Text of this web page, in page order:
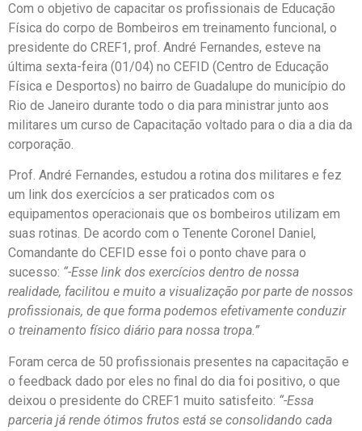
Com o objetivo de capacitar os profissionais de Educação
Física do corpo de Bombeiros em treinamento funcional, o
presidente do CREF1, prof. André Fernandes, esteve na
última sexta-feira (01/04) no CEFID (Centro de Educação
Física e Desportos) no bairro de Guadalupe do município do
Rio de Janeiro durante todo o dia para ministrar junto aos
militares um curso de Capacitação voltado para o dia a dia da
corporação.
Prof. André Fernandes, estudou a rotina dos militares e fez
um link dos exercícios a ser praticados com os
equipamentos operacionais que os bombeiros utilizam em
suas rotinas. De acordo com o Tenente Coronel Daniel,
Comandante do CEFID esse foi o ponto chave para o
sucesso: “-Esse link dos exercícios dentro de nossa
realidade, facilitou e muito a visualização por parte de nossos
profissionais, de que forma podemos efetivamente conduzir
o treinamento físico diário para nossa tropa.”
Foram cerca de 50 profissionais presentes na capacitação e
o feedback dado por eles no final do dia foi positivo, o que
deixou o presidente do CREF1 muito satisfeito: “-Essa
parceria já rende ótimos frutos está se consolidando cada